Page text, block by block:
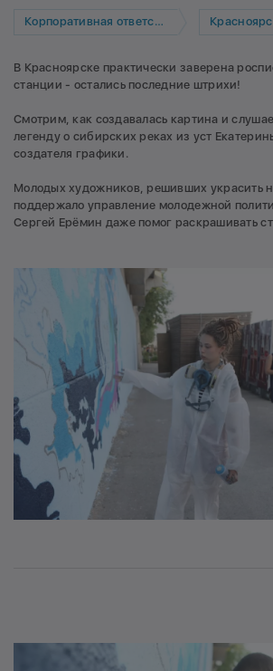
Корпоративная ответственность
В Красноярске практически заверена
станции - остались последние штрихи!
Смотрим, как создавалась картина и
легенду о сибирских реках из уст
создателя графики.
Молодых художников, решивших украсить
поддержало управление молодежной
Сергей Ерёмин даже помог раскрашивать